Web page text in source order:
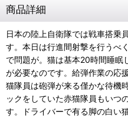
商品詳細
日本の陸上自衛隊では戦車搭乗
す。本日は行進間射撃を行うべ
で問題が。猫は基本20時間睡眠
が必要なのです。給弾作業の応
猫隊員は砲弾が来る僅かな待機
ックをしていた赤猫隊員もいつ
す。ドライバーで有る脚の白い